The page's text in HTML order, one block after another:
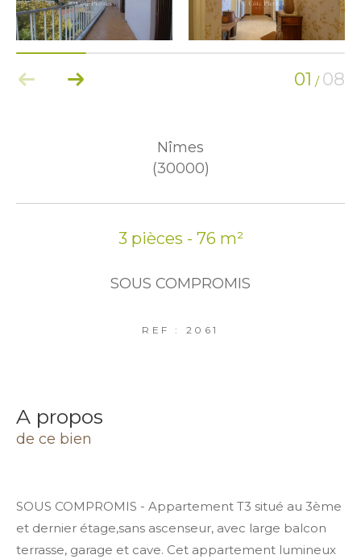
01 / 08
Nîmes
(30000)
3 pièces - 76 m²
SOUS COMPROMIS
REF : 2061
a propos
de ce bien
SOUS COMPROMIS - Appartement T3 situé au 3ème
et dernier étage,sans ascenseur, avec large balcon
terrasse, garage et cave. Cet appartement lumineux